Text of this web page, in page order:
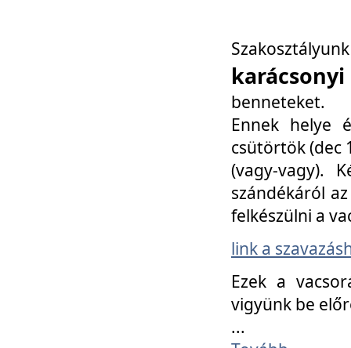
benneteket.
Ennek helye
csütörtök (dec
(vagy-vagy).
szándékáról
felkészülni a
link a
Ezek a
vigyünk be
...